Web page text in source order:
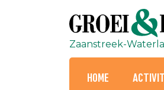
Zaanstreek-
HOME